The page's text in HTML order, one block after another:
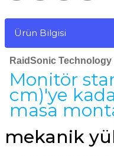
Ürün Bilgisi
RaidSonic Technology
Monitör
cm)'ye
masa
mekanik